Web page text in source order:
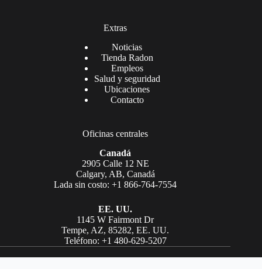
Extras
Noticias
Tienda Radon
Empleos
Salud y seguridad
Ubicaciones
Contacto
Oficinas centrales
Canadá
2905 Calle 12 NE
Calgary, AB, Canadá
Lada sin costo: +1 866-764-7554
EE. UU.
1145 W Fairmont Dr
Tempe, AZ, 85282, EE. UU.
Teléfono: +1 480-629-5207